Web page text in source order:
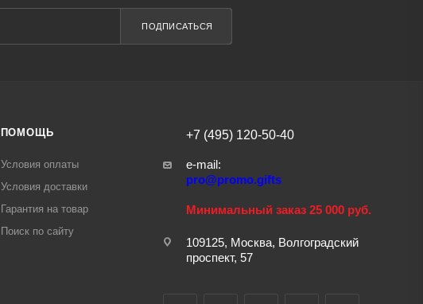
ПОДПИСАТЬСЯ
ПОМОЩЬ
Условия оплаты
Условия доставки
Гарантия на товар
Поиск по сайту
+7 (495) 120-50-40
e-mail:
pro@promo.gifts
Минимальный заказ 25 000 руб.
109125, Москва, Волгоградский
проспект, 57